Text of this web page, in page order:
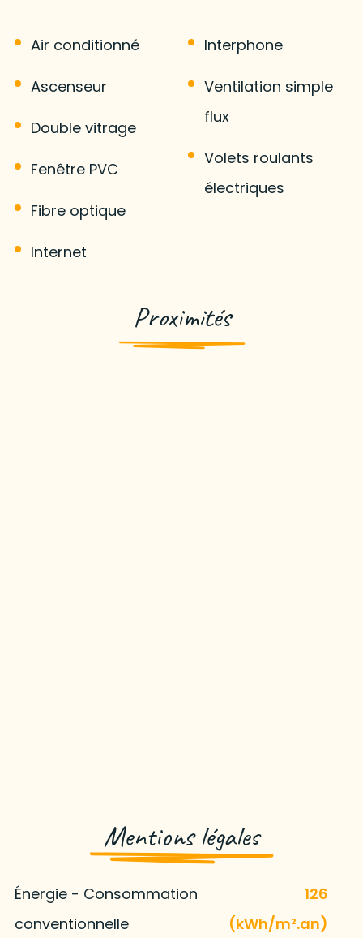
Air conditionné
Ascenseur
Double vitrage
Fenêtre PVC
Fibre optique
Internet
Interphone
Ventilation simple
flux
Volets roulants
électriques
Proximités
Mentions légales
Énergie - Consommation
conventionnelle
126
(kWh/m².an)